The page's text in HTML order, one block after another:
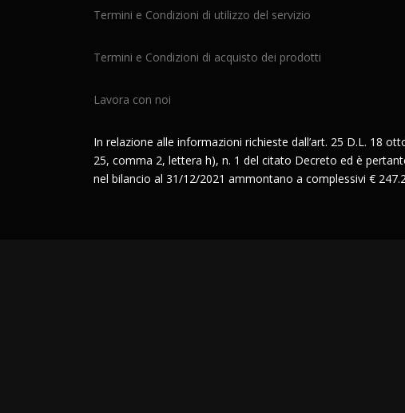
Termini e Condizioni di utilizzo del servizio
Termini e Condizioni di acquisto dei prodotti
Lavora con noi
In relazione alle informazioni richieste dall’art. 25 D.L. 18
25, comma 2, lettera h), n. 1 del citato Decreto ed è
nel bilancio al 31/12/2021 ammontano a complessivi €